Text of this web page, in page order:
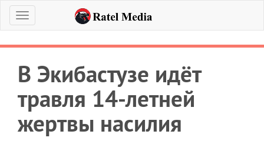
Меню
В Экибастузе идёт
травля 14-летней
жертвы насилия